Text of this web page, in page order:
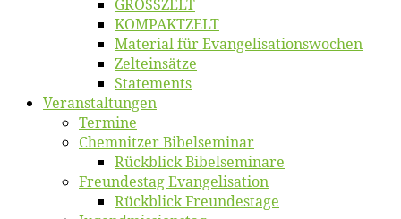
GROSSZELT
KOMPAKTZELT
Ma­te­ri­al für Evangelisationswochen
Zelt­ein­sät­ze
State­ments
Ver­an­stal­tun­gen
Ter­mi­ne
Chemnit­zer Bibelseminar
Rück­blick Bibelseminare
Freun­des­tag Evangelisation
Rück­blick Freundestage